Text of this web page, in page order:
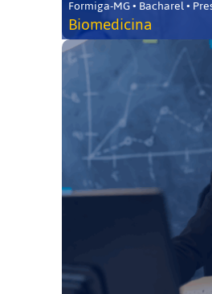
Formiga-MG • Bacharel •
Biomedicina